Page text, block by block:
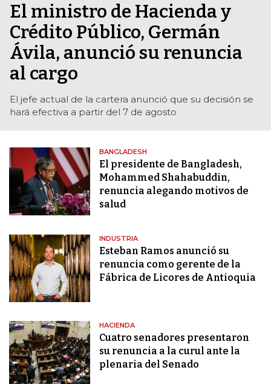
El ministro de Hacienda y
Crédito Público, Germán
Ávila, anunció su renuncia
al cargo
El jefe actual de la cartera anunció que su decisión se
hará efectiva a partir del 7 de agosto
BANGLADESH
El presidente de Bangladesh,
Mohammed Shahabuddin,
renuncia alegando motivos de
salud
INDUSTRIA
Esteban Ramos anunció su
renuncia como gerente de la
Fábrica de Licores de Antioquia
HACIENDA
Cuatro senadores presentaron
su renuncia a la curul ante la
plenaria del Senado